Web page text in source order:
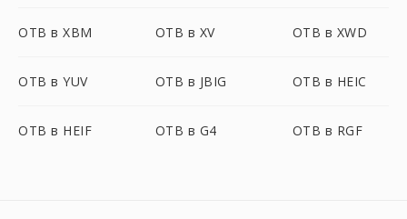
OTB в XBM OTB в XV OTB в XWD
OTB в YUV OTB в JBIG OTB в HEIC
OTB в HEIF OTB в G4 OTB в RGF